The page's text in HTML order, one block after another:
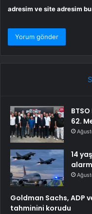
adresim ve site adresim
62.
14
Goldman Sachs, ADP
tahminini korudu